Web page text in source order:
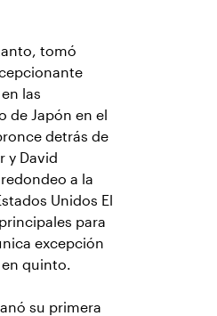
tomó
las
de Japón en el
detrás de
y David
a la
Unidos El
para
excepción
en quinto.
su primera